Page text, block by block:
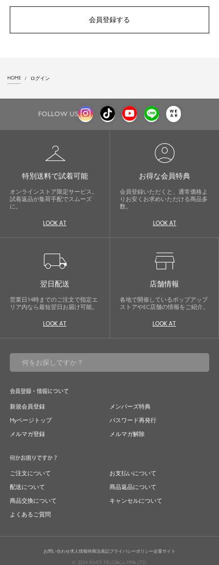
会員登録する
HOME ログイン
FOLLOW US
checkroom
特別送料で試着可能
オンラインストア限定サービス。
試着返品が集荷手配でスムーズ
に。
LOOK AT
account_circle
お得な会員特典
会員登録いただくと、通常価格よ
りお安くお求めいただける商品多
数。
LOOK AT
local_shipping
翌日配送
営業日14時までのご注文で指定エ
リア内なら最短翌日お届け可能。
LOOK AT
store
店舗情報
各地で開催しているポップアップ
ストアやEC店舗の情報をご紹介。
LOOK AT
会員登録・情報について
新規会員登録
メンバーズ特典
Myページトップ
パスワード再発行
メルマガ登録
メルマガ解除
何かお困りですか？
ご注文について
お支払いについて
配送について
商品返品について
商品交換について
キャンセルについて
よくあるご質問
お問い合わせ求人情報特商法表記プライバシーポリシー企業サイト
© 2024 RIVER FIELD&Co.1996,LTD.